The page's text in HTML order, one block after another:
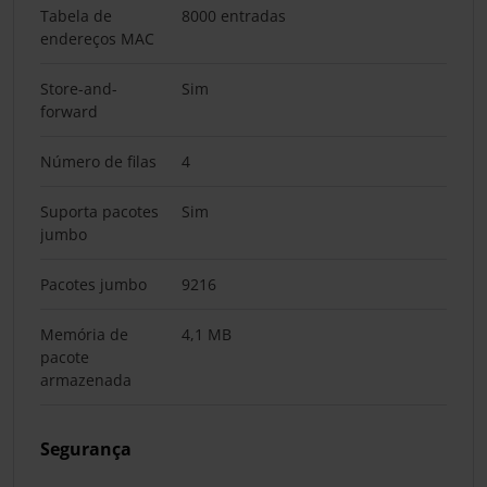
Tabela de
endereços MAC
8000 entradas
Store-and-
forward
Sim
Número de filas 4
Suporta pacotes
jumbo
Sim
Pacotes jumbo 9216
Memória de
pacote
armazenada
4,1 MB
Segurança